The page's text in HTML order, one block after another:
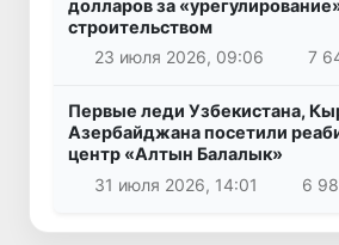
долларов за
строительством
23 июля 2026, 09:06
7
Первые леди Узбекистана,
Азербайджана посетили
центр «Алтын Балалык»
31 июля 2026, 14:01
6